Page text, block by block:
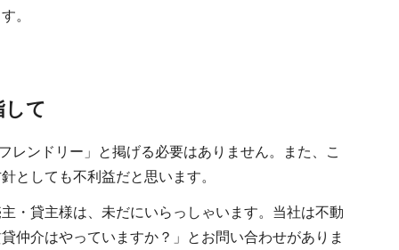
。
して
レンドリー」と掲げる必要はありません。また、こ
としても不利益だと思います。
・貸主様は、未だにいらっしゃいます。当社は不動
仲介はやっていますか？」とお問い合わせがありま